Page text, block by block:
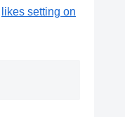
likes setting on